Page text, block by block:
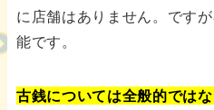
に店舗はありません。です
能です。
古銭については全般的では